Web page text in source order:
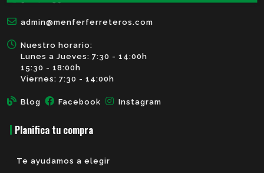
admin@menferferreteros.com
Nuestro horario:
Lunes a Jueves: 7:30 - 14:00h
15:30 - 18:00h
Viernes: 7:30 - 14:00h
Blog Facebook Instagram
Planifica tu compra
Te ayudamos a elegir